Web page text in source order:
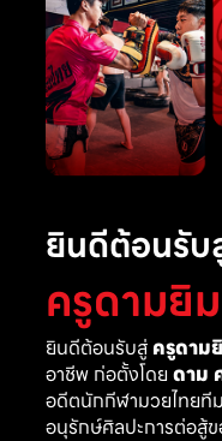
ยินดีต้อนรับ
ครูดามยิม
ยินดีต้อนรับสู่ ครูดาม
อาชีพ ก่อตั้งโดย ดาม
อดีตนักกีฬามวยไทยที
อนุรักษ์ศิลปะการต่อสู้ข